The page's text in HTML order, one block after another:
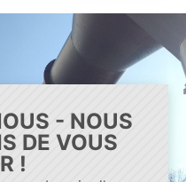
- NOUS
DE VOUS
!